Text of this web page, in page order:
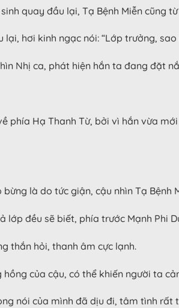
quay đầu lại, Tạ Bệnh Miễn
hơi kinh ngạc nói: “Lớp trưởng,
Nhị ca, phát hiện hắn ta đang đặt
phía Hạ Thanh Từ, bởi vì hắn vừa
là do tức giận, cậu nhìn Tạ
lớp đều sẽ biết, phía trước Mạnh Phi
thắn hỏi, thanh âm cực lạnh.
của cậu, có thể khiến người ta
nói của mình đã dịu đi, tâm tình rất